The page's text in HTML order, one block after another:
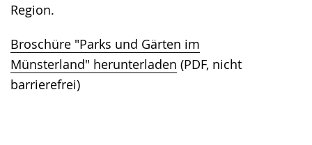
Region.
Broschüre "Parks und Gärten im
Münsterland" herunterladen (PDF, nicht
barrierefrei)